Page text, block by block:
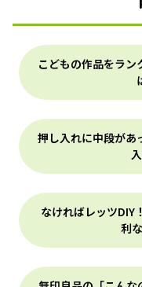
こどもの作品をラン
押し入れに中段があ
なければレッツDIY
利